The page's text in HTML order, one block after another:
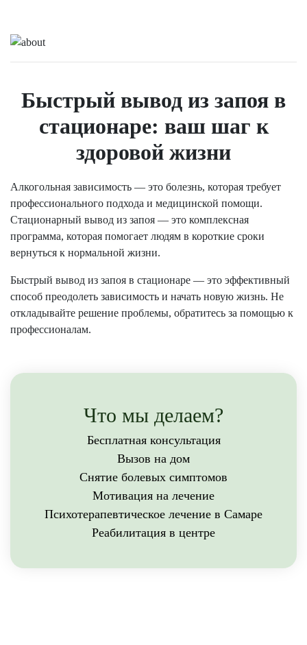
Быстрый вывод из запоя в
стационаре: ваш шаг к
здоровой жизни
Алкогольная зависимость — это болезнь, которая требует
профессионального подхода и медицинской помощи.
Стационарный вывод из запоя — это комплексная
программа, которая помогает людям в короткие сроки
вернуться к нормальной жизни.
Быстрый вывод из запоя в стационаре — это эффективный
способ преодолеть зависимость и начать новую жизнь. Не
откладывайте решение проблемы, обратитесь за помощью к
профессионалам.
Что мы делаем?
Бесплатная консультация
Вызов на дом
Снятие болевых симптомов
Мотивация на лечение
Психотерапевтическое лечение в Самаре
Реабилитация в центре